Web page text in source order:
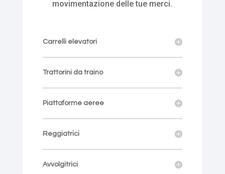
movimentazione delle tue merci.
Carrelli elevatori
Trattorini da traino
Piattaforme aeree
Reggiatrici
Avvolgitrici